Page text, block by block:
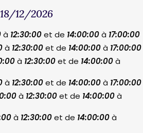
12/2026
à 12:30:00et de 14:00:00à 17:00:00
à 12:30:00et de 14:00:00à 17:00:00
à 12:30:00et de 14:00:00à
à 12:30:00et de 14:00:00à 17:00:00
à 12:30:00et de 14:00:00à
à 12:30:00et de 14:00:00à